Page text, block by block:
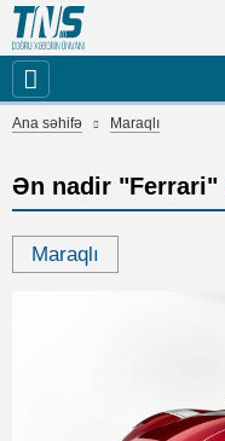
Ana səhifə Maraqlı
Ən nadir "Ferrari"
Maraqlı